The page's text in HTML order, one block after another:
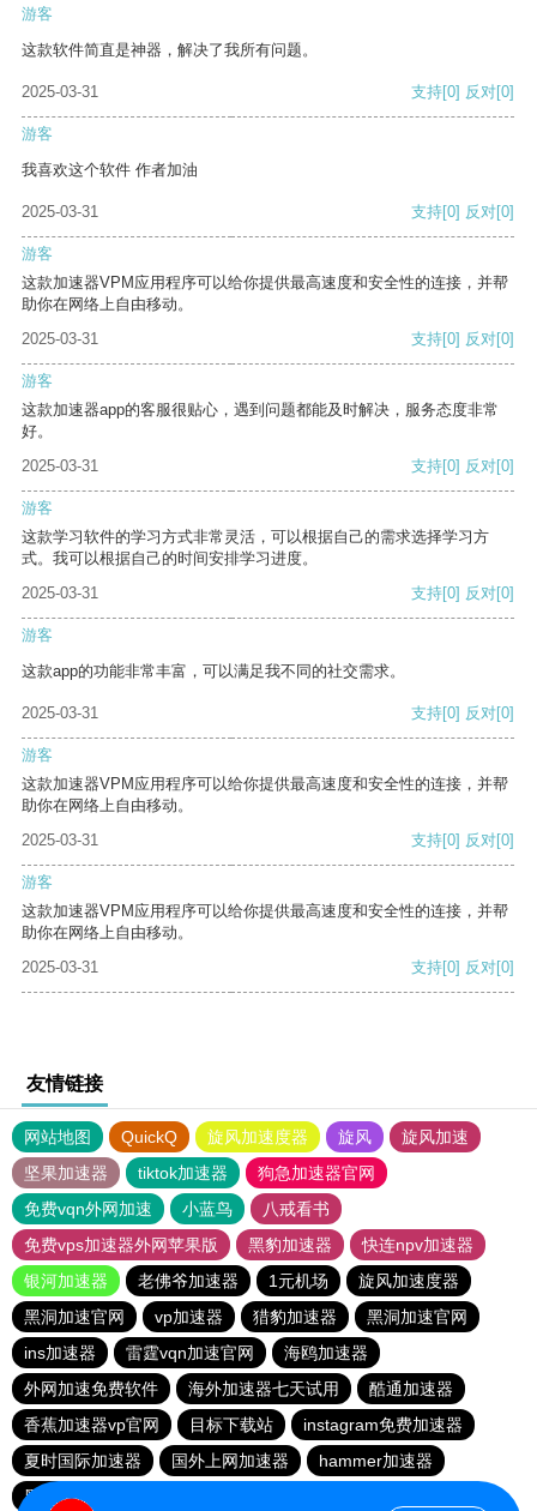
游客
这款软件简直是神器，解决了我所有问题。
2025-03-31 支持[0] 反对[0]
游客
我喜欢这个软件 作者加油
2025-03-31 支持[0] 反对[0]
游客
这款加速器VPM应用程序可以给你提供最高速度和安全性的连接，并帮
助你在网络上自由移动。
2025-03-31
支持[0] 反对[0]
游客
这款加速器app的客服很贴心，遇到问题都能及时解决，服务态度非常
好。
2025-03-31
支持[0] 反对[0]
游客
这款学习软件的学习方式非常灵活，可以根据自己的需求选择学习方
式。我可以根据自己的时间安排学习进度。
2025-03-31
支持[0] 反对[0]
游客
这款app的功能非常丰富，可以满足我不同的社交需求。
2025-03-31 支持[0] 反对[0]
游客
这款加速器VPM应用程序可以给你提供最高速度和安全性的连接，并帮
助你在网络上自由移动。
2025-03-31
支持[0] 反对[0]
游客
这款加速器VPM应用程序可以给你提供最高速度和安全性的连接，并帮
助你在网络上自由移动。
2025-03-31
支持[0] 反对[0]
友情链接
网站地图 QuickQ 旋风加速度器 旋风
旋风加速
坚果加速器
tiktok加速器
狗急加速器官网
免费vqn外网加速
小蓝鸟
八戒看书
免费vps加速器外网苹果版
黑豹加速器
快连npv加速器
银河加速器
老佛爷加速器 1元机场
旋风加速度器
黑洞加速官网
vp加速器 猎豹加速器
黑洞加速官网
ins加速器
雷霆vqn加速官网
海鸥加速器
外网加速免费软件
海外加速器七天试用
酷通加速器
香蕉加速器vp官网
目标下载站
instagram免费加速器
夏时国际加速器
国外上网加速器
hammer加速器
黑洞加速官网